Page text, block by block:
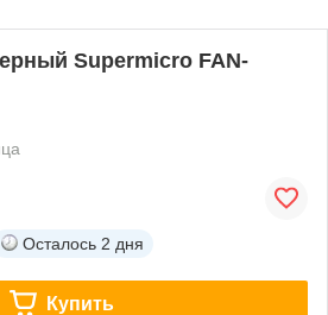
Supermicro FAN-
Осталось 2 дня
Купить